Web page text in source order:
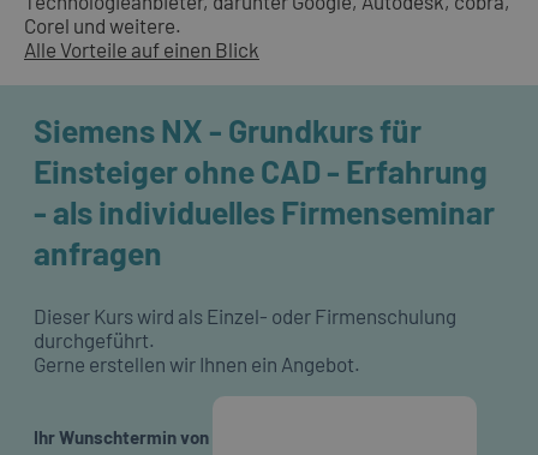
Corel und weitere.
Alle Vorteile auf einen Blick
Siemens NX - Grundkurs für
Einsteiger ohne CAD - Erfahrung
- als individuelles Firmenseminar
anfragen
Dieser Kurs wird als Einzel- oder Firmenschulung
durchgeführt.
Gerne erstellen wir Ihnen ein Angebot.
Ihr Wunschtermin von